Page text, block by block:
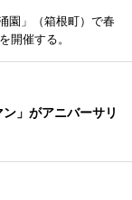
園」（箱根町）で春
開催する。
」がアニバーサリ